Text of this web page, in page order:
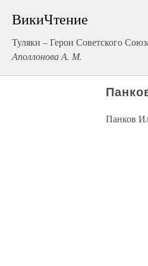
ВикиЧтение
Туляки – Герои Советского
Аполлонова А. М.
Панков